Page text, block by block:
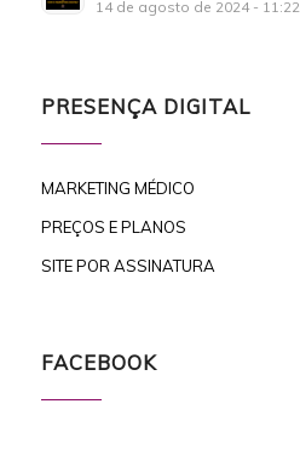
14 de agosto de 2024 - 11:22
PRESENÇA DIGITAL
MARKETING MÉDICO
PREÇOS E PLANOS
SITE POR ASSINATURA
FACEBOOK